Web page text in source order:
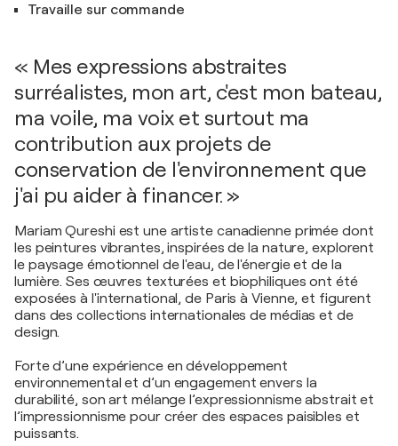
Travaille sur commande
« Mes expressions abstraites
surréalistes, mon art, c'est mon bateau,
ma voile, ma voix et surtout ma
contribution aux projets de
conservation de l'environnement que
j'ai pu aider à financer. »
Mariam Qureshi est une artiste canadienne primée dont
les peintures vibrantes, inspirées de la nature, explorent
le paysage émotionnel de l'eau, de l'énergie et de la
lumière. Ses œuvres texturées et biophiliques ont été
exposées à l'international, de Paris à Vienne, et figurent
dans des collections internationales de médias et de
design.
Forte d’une expérience en développement
environnemental et d’un engagement envers la
durabilité, son art mélange l’expressionnisme abstrait et
l’impressionnisme pour créer des espaces paisibles et
puissants.